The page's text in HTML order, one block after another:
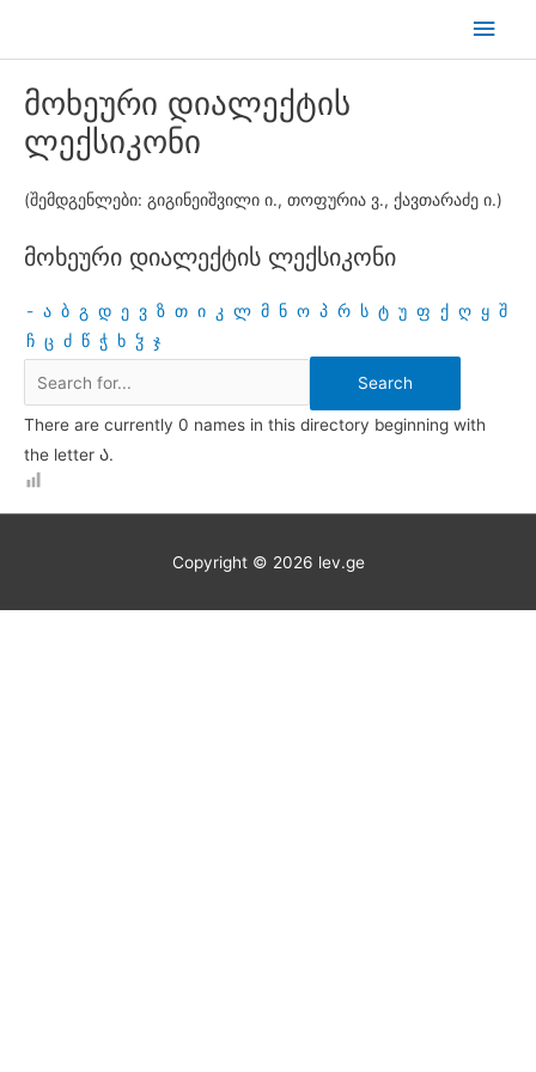
Main
მოხეური დიალექტის
ლექსიკონი
(შემდგენლები: გიგინეიშვილი ი., თოფურია ვ., ქავთარაძე ი.)
მოხეური დიალექტის ლექსიკონი
- ა ბ გ დ ე ვ ზ თ ი კ ლ მ ნ ო პ რ ს ტ უ ფ ქ ღ ყ შ
ჩ ც ძ წ ჭ ხ ჴ ჯ
There are currently 0 names in this directory beginning with
the letter Ა.
Copyright © 2026 lev.ge